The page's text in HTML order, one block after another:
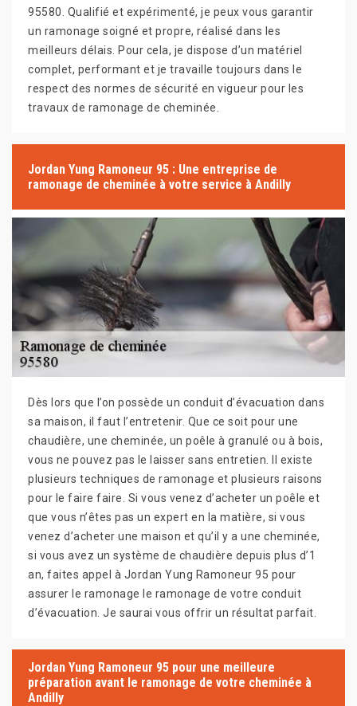
95580. Qualifié et expérimenté, je peux vous garantir
un ramonage soigné et propre, réalisé dans les
meilleurs délais. Pour cela, je dispose d’un matériel
complet, performant et je travaille toujours dans le
respect des normes de sécurité en vigueur pour les
travaux de ramonage de cheminée.
Jordan Yung Ramoneur 95 : Une entreprise de
ramonage de cheminée à votre service à Andilly
Dès lors que l’on possède un conduit d’évacuation dans
sa maison, il faut l’entretenir. Que ce soit pour une
chaudière, une cheminée, un poêle à granulé ou à bois,
vous ne pouvez pas le laisser sans entretien. Il existe
plusieurs techniques de ramonage et plusieurs raisons
pour le faire faire. Si vous venez d’acheter un poêle et
que vous n’êtes pas un expert en la matière, si vous
venez d’acheter une maison et qu’il y a une cheminée,
si vous avez un système de chaudière depuis plus d’1
an, faites appel à Jordan Yung Ramoneur 95 pour
assurer le ramonage le ramonage de votre conduit
d’évacuation. Je saurai vous offrir un résultat parfait.
Jordan Yung Ramoneur 95 pour une meilleure
préparation avant le ramonage de votre cheminée à
Andilly